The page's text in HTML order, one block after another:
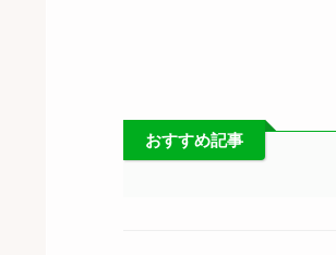
おすすめ記事